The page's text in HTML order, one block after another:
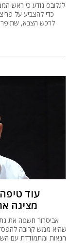
לגלובס נודע כי ראש
עוד
מציגה
אביסרור חשפה את
שהיא ממש קרובה
הגאות ומתמודדת עם